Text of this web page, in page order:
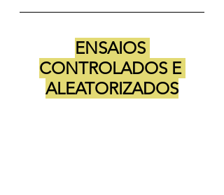
ENSAIOS
CONTROLADOS E
ALEATORIZADOS